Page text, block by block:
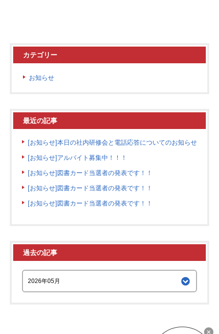
カテゴリー
お知らせ
最近の記事
[お知らせ]本日の社内研修会と電話応答についてのお知らせ
[お知らせ]アルバイト募集中！！！
[お知らせ]図書カード当選者の発表です！！
[お知らせ]図書カード当選者の発表です！！
[お知らせ]図書カード当選者の発表です！！
過去の記事